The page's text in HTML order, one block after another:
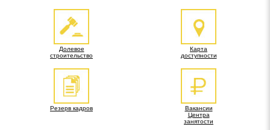
Долевое
строительство
Карта
доступности
Резерв кадров
Вакансии
Центра
занятости